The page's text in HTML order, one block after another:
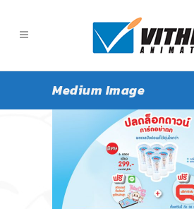
Medium Image